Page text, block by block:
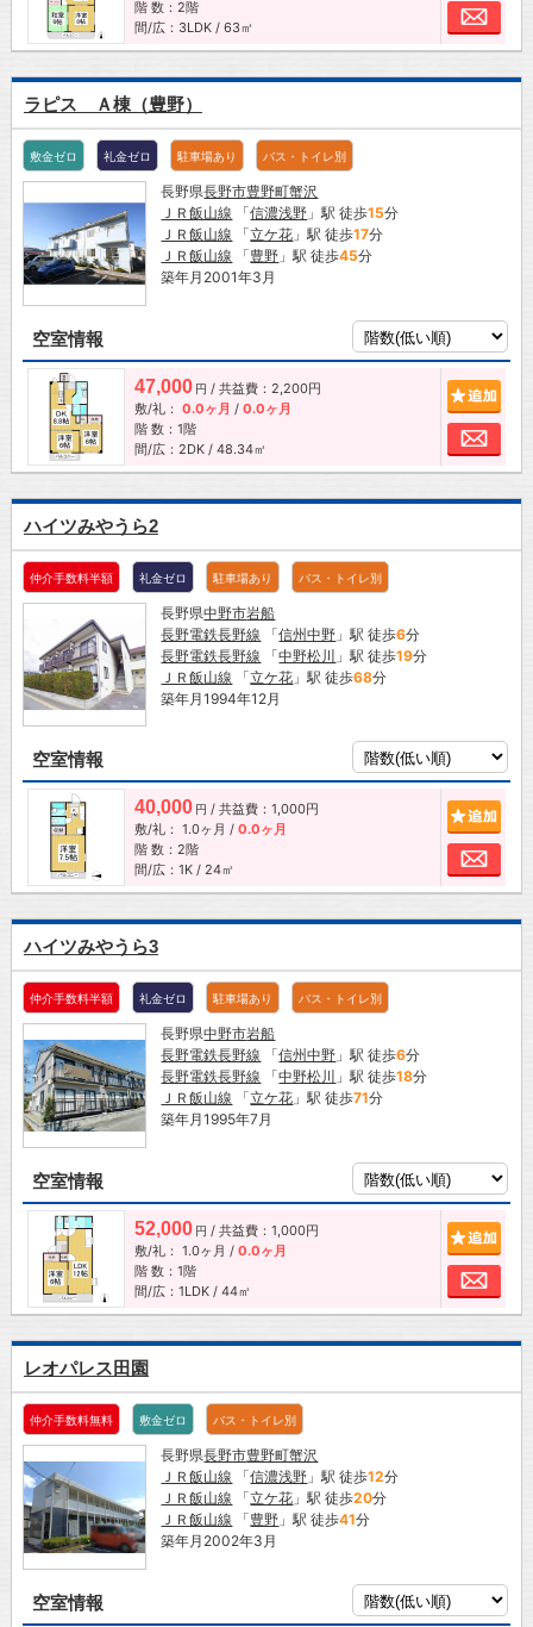
階 数：2階
間/広：3LDK / 63㎡
お
ラピス Ａ棟（豊野）
敷金ゼロ 礼金ゼロ 駐車場あり バス・トイレ別
長野県長野市豊野町蟹沢
ＪＲ飯山線 「信濃浅野 」駅 徒歩15分
ＪＲ飯山線 「立ケ花 」駅 徒歩17分
ＪＲ飯山線 「豊野 」駅 徒歩45分
築年月2001年3月
空室情報
47,000 円 / 共益費：2,200円
敷/礼： 0.0ヶ月 / 0.0ヶ月
階 数：1階
間/広：2DK / 48.34㎡
お
ハイツみやうら2
仲介手数料半額 礼金ゼロ 駐車場あり バス・トイレ別
長野県中野市岩船
長野電鉄長野線 「信州中野 」駅 徒歩6分
長野電鉄長野線 「中野松川 」駅 徒歩19分
ＪＲ飯山線 「立ケ花 」駅 徒歩68分
築年月1994年12月
空室情報
40,000 円 / 共益費：1,000円
敷/礼： 1.0ヶ月 / 0.0ヶ月
階 数：2階
間/広：1K / 24㎡
お
ハイツみやうら3
仲介手数料半額 礼金ゼロ 駐車場あり バス・トイレ別
長野県中野市岩船
長野電鉄長野線 「信州中野 」駅 徒歩6分
長野電鉄長野線 「中野松川 」駅 徒歩18分
ＪＲ飯山線 「立ケ花 」駅 徒歩71分
築年月1995年7月
空室情報
52,000 円 / 共益費：1,000円
敷/礼： 1.0ヶ月 / 0.0ヶ月
階 数：1階
間/広：1LDK / 44㎡
お
レオパレス田園
仲介手数料無料 敷金ゼロ バス・トイレ別
長野県長野市豊野町蟹沢
ＪＲ飯山線 「信濃浅野 」駅 徒歩12分
ＪＲ飯山線 「立ケ花 」駅 徒歩20分
ＪＲ飯山線 「豊野 」駅 徒歩41分
築年月2002年3月
空室情報